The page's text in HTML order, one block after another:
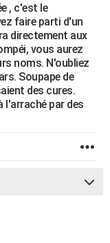
, c'est le
faire parti d'un
directement aux
vous aurez
noms. N'oubliez
Soupape de
des cures.
l'arraché par des